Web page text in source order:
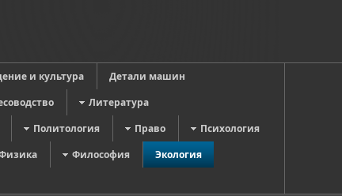
и культура
Детали машин
Литература
Политология Право
Психология
Философия
Экология